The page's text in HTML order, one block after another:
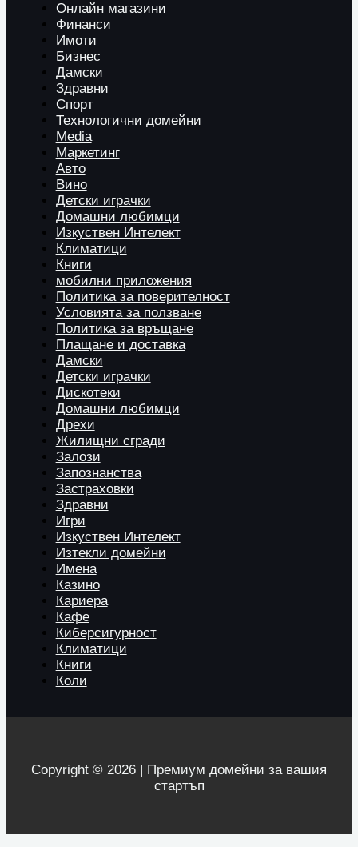
Онлайн магазини
Финанси
Имоти
Бизнес
Дамски
Здравни
Спорт
Технологични домейни
Media
Маркетинг
Авто
Вино
Детски играчки
Домашни любимци
Изкуствен Интелект
Климатици
Книги
мобилни приложения
Политика за поверителност
Условията за ползване
Политика за връщане
Плащане и доставка
Дамски
Детски играчки
Дискотеки
Домашни любимци
Дрехи
Жилищни сгради
Залози
Запознанства
Застраховки
Здравни
Игри
Изкуствен Интелект
Изтекли домейни
Имена
Казино
Кариера
Кафе
Киберсигурност
Климатици
Книги
Коли
Copyright © 2026 | Премиум домейни за вашия
стартъп